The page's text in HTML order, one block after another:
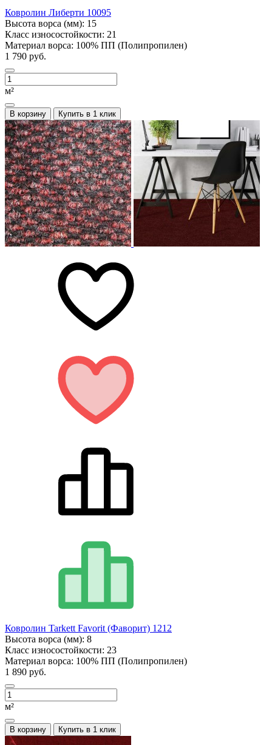
Ковролин Либерти 10095
Высота ворса (мм): 15
Класс износостойкости: 21
Материал ворса: 100% ПП (Полипропилен)
1 790 руб.
м²
В корзину Купить в 1 клик
Ковролин Tarkett Favorit (Фаворит) 1212
Высота ворса (мм): 8
Класс износостойкости: 23
Материал ворса: 100% ПП (Полипропилен)
1 890 руб.
м²
В корзину Купить в 1 клик